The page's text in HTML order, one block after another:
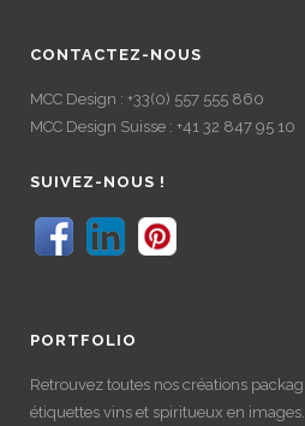
CONTACTEZ-NOUS
MCC Design : +33(0) 557 555 860
MCC Design Suisse : +41 32 847 95 10
SUIVEZ-NOUS !
PORTFOLIO
Retrouvez toutes nos créations
étiquettes vins et spiritueux en images.